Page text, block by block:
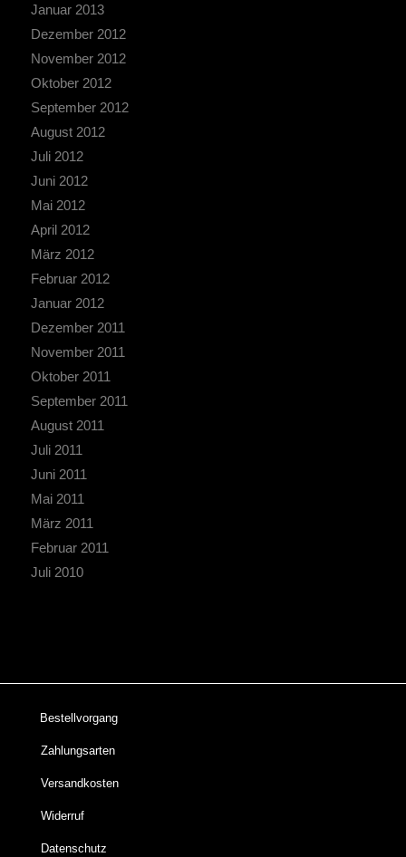
Januar 2013
Dezember 2012
November 2012
Oktober 2012
September 2012
August 2012
Juli 2012
Juni 2012
Mai 2012
April 2012
März 2012
Februar 2012
Januar 2012
Dezember 2011
November 2011
Oktober 2011
September 2011
August 2011
Juli 2011
Juni 2011
Mai 2011
März 2011
Februar 2011
Juli 2010
Bestellvorgang
Zahlungsarten
Versandkosten
Widerruf
Datenschutz